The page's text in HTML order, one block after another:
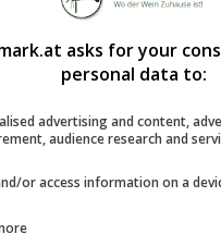
asks for your
personal data to:
advertising and content,
audience research and
or access information on a